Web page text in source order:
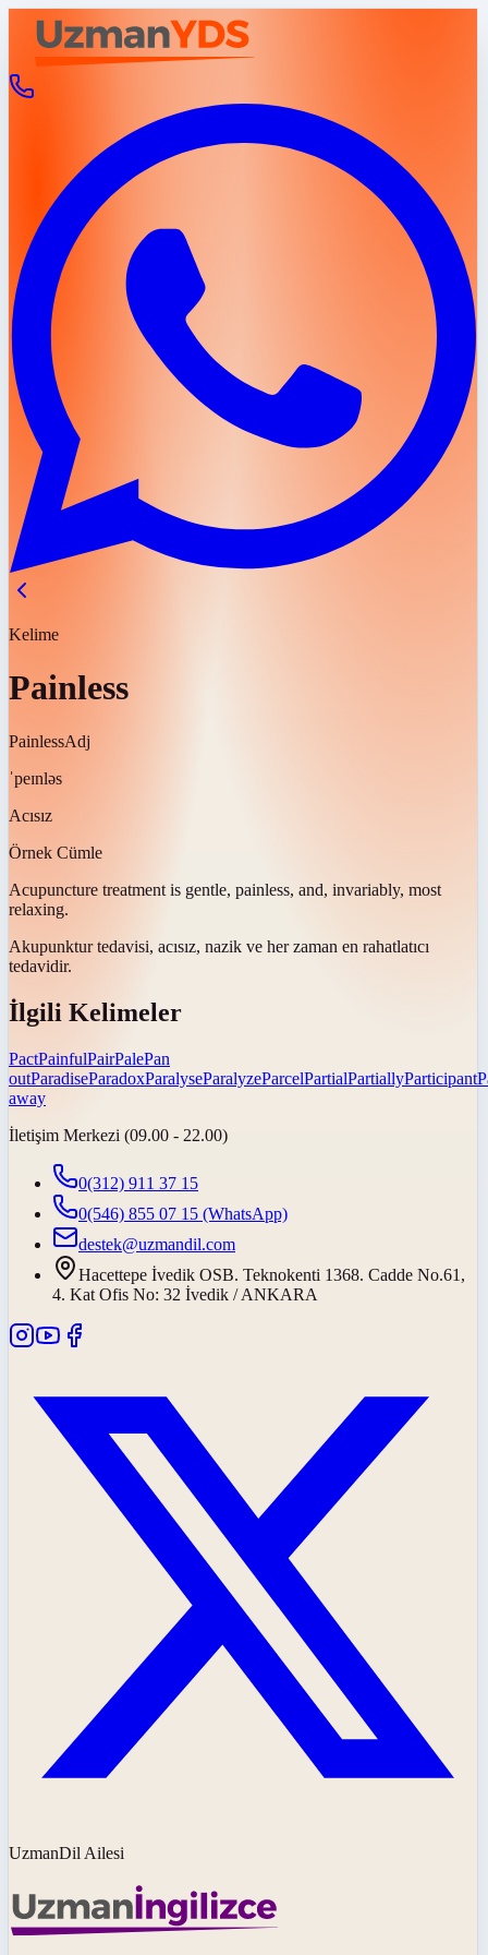
Kelime
Painless
PainlessAdj
ˈpeɪnləs
Acısız
Örnek Cümle
Acupuncture treatment is gentle, painless, and, invariably, most
relaxing.
Akupunktur tedavisi, acısız, nazik ve her zaman en rahatlatıcı
tedavidir.
İlgili Kelimeler
PactPainfulPairPalePan
outParadiseParadoxParalyseParalyzeParcelPartialPartiallyParticipant
away
İletişim Merkezi (09.00 - 22.00)
0(312) 911 37 15
0(546) 855 07 15 (WhatsApp)
destek@uzmandil.com
Hacettepe İvedik OSB. Teknokenti 1368. Cadde No.61,
4. Kat Ofis No: 32 İvedik / ANKARA
UzmanDil Ailesi